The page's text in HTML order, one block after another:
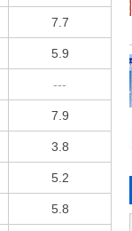
7.7
5.9
---
7.9
3.8
5.2
5.8